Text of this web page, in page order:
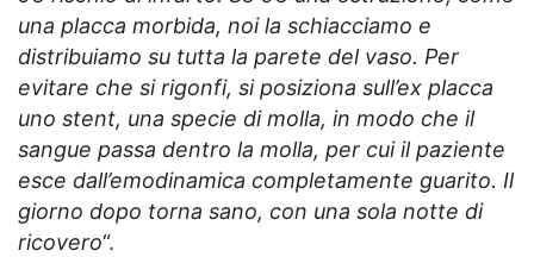
una placca morbida, noi la schiacciamo e
distribuiamo su tutta la parete del vaso. Per
evitare che si rigonfi, si posiziona sull’ex placca
uno stent, una specie di molla, in modo che il
sangue passa dentro la molla, per cui il paziente
esce dall’emodinamica completamente guarito. Il
giorno dopo torna sano, con una sola notte di
ricovero“.